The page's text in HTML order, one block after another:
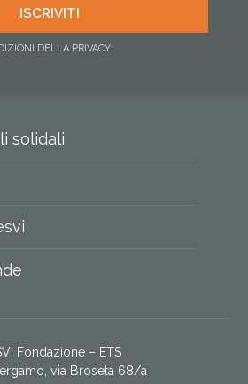
DELLA PRIVACY
solidali
Fondazione – ETS
via Broseta 68/a